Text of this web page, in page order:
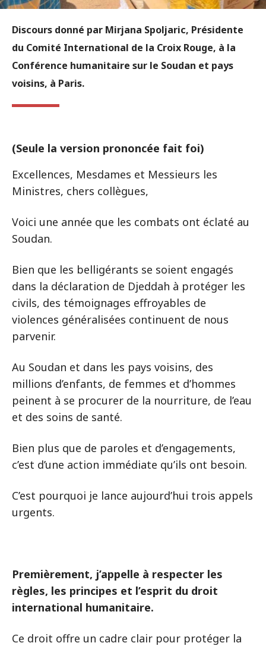
Discours donné par Mirjana Spoljaric, Présidente
du Comité International de la Croix Rouge, à la
Conférence humanitaire sur le Soudan et pays
voisins, à Paris.
(Seule la version prononcée fait foi)
Excellences, Mesdames et Messieurs les
Ministres, chers collègues,
Voici une année que les combats ont éclaté au
Soudan.
Bien que les belligérants se soient engagés
dans la déclaration de Djeddah à protéger les
civils, des témoignages effroyables de
violences généralisées continuent de nous
parvenir.
Au Soudan et dans les pays voisins, des
millions d’enfants, de femmes et d’hommes
peinent à se procurer de la nourriture, de l’eau
et des soins de santé.
Bien plus que de paroles et d’engagements,
c’est d’une action immédiate qu’ils ont besoin.
C’est pourquoi je lance aujourd’hui trois appels
urgents.
Premièrement, j’appelle à respecter les
règles, les principes et l’esprit du droit
international humanitaire.
Ce droit offre un cadre clair pour protéger la